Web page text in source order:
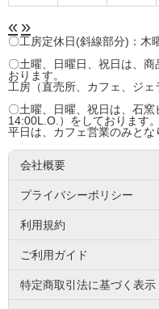
« »
〇工房定休日(斜線部分)：木
〇土曜、日曜日、祝日は、
おります。
工房（直売所、カフェ、ジェ
〇土曜、日曜、祝日は、石
14:00L.O.）をしております。
平日は、カフェ営業のみとな
会社概要
プライバシーポリシー
利用規約
ご利用ガイド
特定商取引法に基づく表示